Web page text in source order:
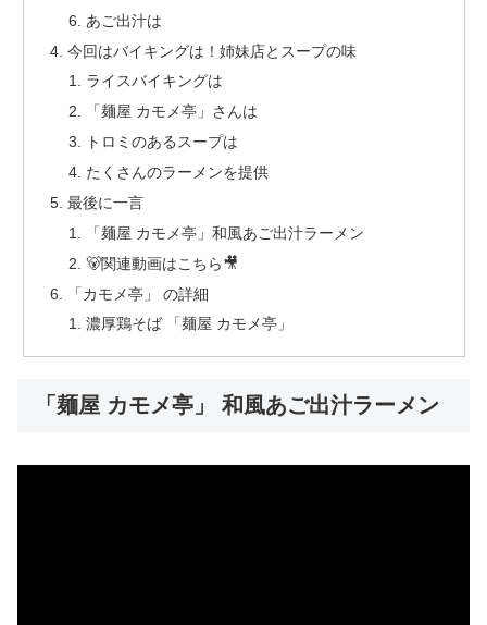
あご出汁は
今回はバイキングは！姉妹店とスープの味
ライスバイキングは
「麺屋 カモメ亭」さんは
トロミのあるスープは
たくさんのラーメンを提供
最後に一言
「麺屋 カモメ亭」和風あご出汁ラーメン
🐻関連動画はこちら🎥
「カモメ亭」 の詳細
濃厚鶏そば 「麺屋 カモメ亭」
「麺屋 カモメ亭」 和風あご出汁ラーメン